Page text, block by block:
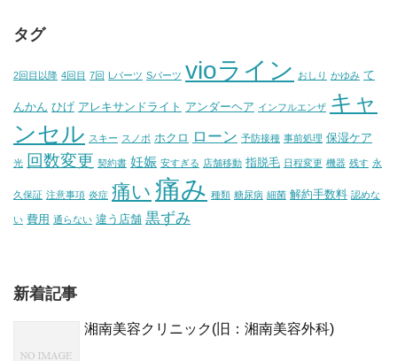
タグ
2回目以降 4回目 7回 Lパーツ Sパーツ vioライン おしり かゆみ て
んかん ひげ アレキサンドライト アンダーヘア インフルエンザ キャ
ンセル スキー スノボ ホクロ ローン 予防接種 事前処理 保湿ケア
光 回数変更 契約書 妊娠 安すぎる 店舗移動 指脱毛 日程変更 機器 残す 永
久保証 注意事項 炎症 痛い 痛み 種類 糖尿病 細菌 解約手数料 認めな
い 費用 通らない 違う店舗 黒ずみ
新着記事
湘南美容クリニック(旧：湘南美容外科)